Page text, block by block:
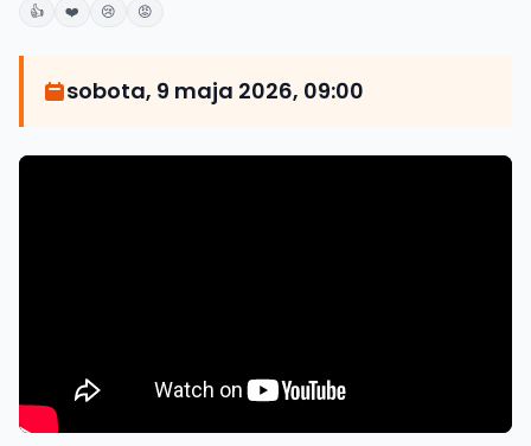
👍 ❤️ 😢 😡
sobota, 9 maja 2026, 09:00